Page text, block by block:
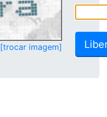
[trocar imagem]